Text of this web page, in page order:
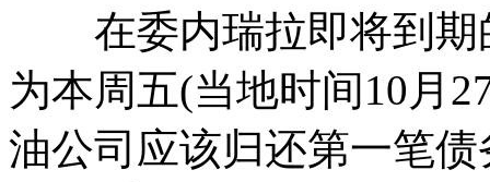
在委内瑞拉即将到期
为本周五(当地时间10月
油公司应该归还第一笔